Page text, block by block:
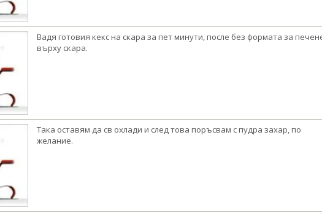
Вадя готовия кекс на скара за пет минути, после без формата за
върху скара.
Така оставям да св охлади и след това поръсвам с пудра захар, по
желание.